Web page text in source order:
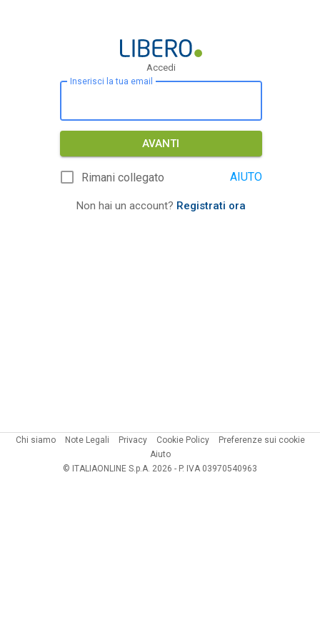
Accedi
Inserisci la tua email
AVANTI
Rimani collegato AIUTO
Non hai un account? Registrati ora
Chi siamo Note Legali Privacy Cookie Policy
Preferenze sui cookie
Aiuto
© ITALIAONLINE S.p.A. 2026 - P. IVA 03970540963